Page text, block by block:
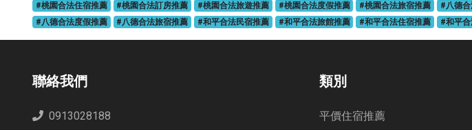
#桃園合法住宿推薦
#桃園合法訂房推薦 #桃園合法旅遊推薦 #桃園合法度假推薦 #桃園合法旅宿推薦 #八德
#八德合法度假推薦
#八德合法旅宿推薦 #和平合法民宿推薦 #和平合法旅館推薦 #和平合法住宿推薦 #和平
聯絡我們
0913028188
類別
平價住宿推薦